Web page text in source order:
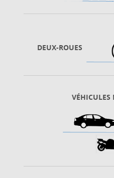
DEUX-ROUES
VÉHICULES